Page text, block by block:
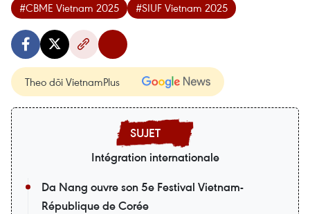
#CBME Vietnam 2025 #SIUF Vietnam 2025
Theo dõi VietnamPlus
Intégration internationale
Da Nang ouvre son 5e Festival Vietnam-
République de Corée